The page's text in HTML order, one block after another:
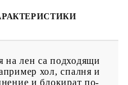
на лен са подходящи
хол, спалня и
и блокират по-